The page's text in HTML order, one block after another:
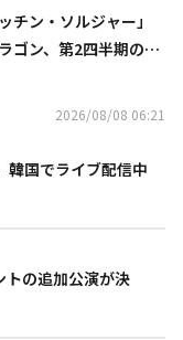
チン・ソルジャー」
ゴン、第2四半期の売
2026/08/08 06:21
韓国でライブ配信中
トの追加公演が決